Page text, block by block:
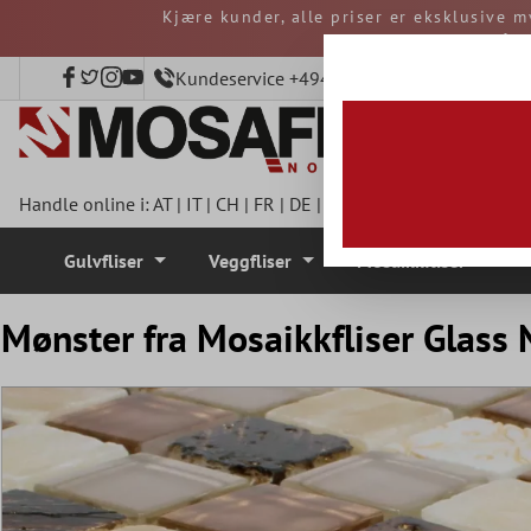
Kjære kunder, alle priser er eksklusive
avgifter må
Kundeservice +4940 797508920
Handle online i:AT| IT| CH | FR | DE |
Gulvfliser Veggfliser
Mønster fra Mosaikkfliser Glass